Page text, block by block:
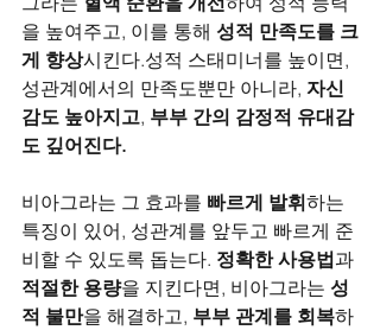
을 높여주고, 이를 통해 성적 만족도를 크
게 향상시킨다.성적 스태미너를 높이면,
성관계에서의 만족도뿐만 아니라, 자신
감도 높아지고, 부부 간의 감정적 유대감
도 깊어진다.
비아그라는 그 효과를 빠르게 발휘하는
특징이 있어, 성관계를 앞두고 빠르게 준
비할 수 있도록 돕는다. 정확한 사용법과
적절한 용량을 지킨다면, 비아그라는 성
적 불만을 해결하고, 부부 관계를 회복하